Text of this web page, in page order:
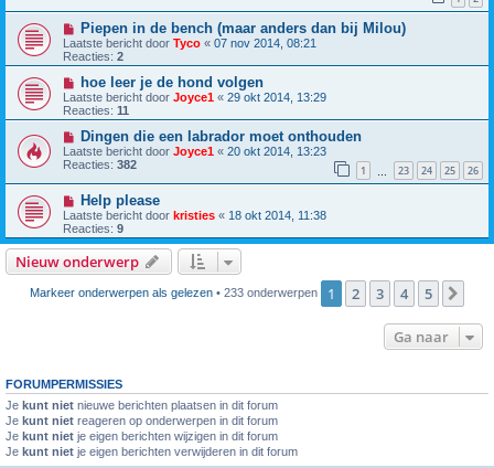
Piepen in de bench (maar anders dan bij Milou)
Laatste bericht door Tyco « 07 nov 2014, 08:21
Reacties: 2
hoe leer je de hond volgen
Laatste bericht door Joyce1 « 29 okt 2014, 13:29
Reacties: 11
Dingen die een labrador moet onthouden
Laatste bericht door Joyce1 « 20 okt 2014, 13:23
Reacties: 382 1 23 24 25 26
Help please
Laatste bericht door kristies « 18 okt 2014, 11:38
Reacties: 9
Nieuw onderwerp
Markeer onderwerpen als gelezen • 233 onderwerpen 1 2 3 4 5
Ga naar
FORUMPERMISSIES
Je kunt niet nieuwe berichten plaatsen in dit forum
Je kunt niet reageren op onderwerpen in dit forum
Je kunt niet je eigen berichten wijzigen in dit forum
Je kunt niet je eigen berichten verwijderen in dit forum